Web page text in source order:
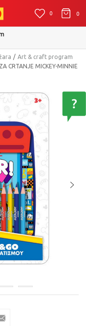
0 0
Art & craft program
CRTANJE MICKEY-MINNIE